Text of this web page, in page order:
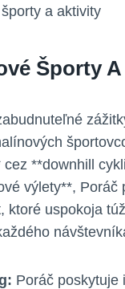
‌športy
**downhill
výlety**,⁤ Poráč
ktoré uspokoja
Poráč poskytuje